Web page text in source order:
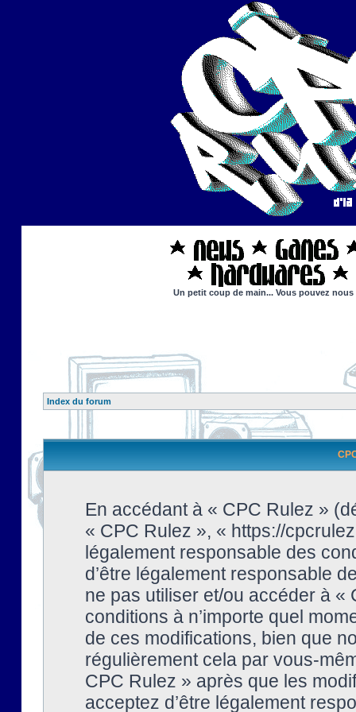
Un petit coup de main... Vous pouvez
Index du forum
En accédant à « CPC Rulez »
« CPC Rulez », « https://
légalement responsable des
d’être légalement responsable
ne pas utiliser et/ou accéder à
conditions à n’importe quel
de ces modifications, bien que
régulièrement cela par vous-
CPC Rulez » après que les
acceptez d’être légalement